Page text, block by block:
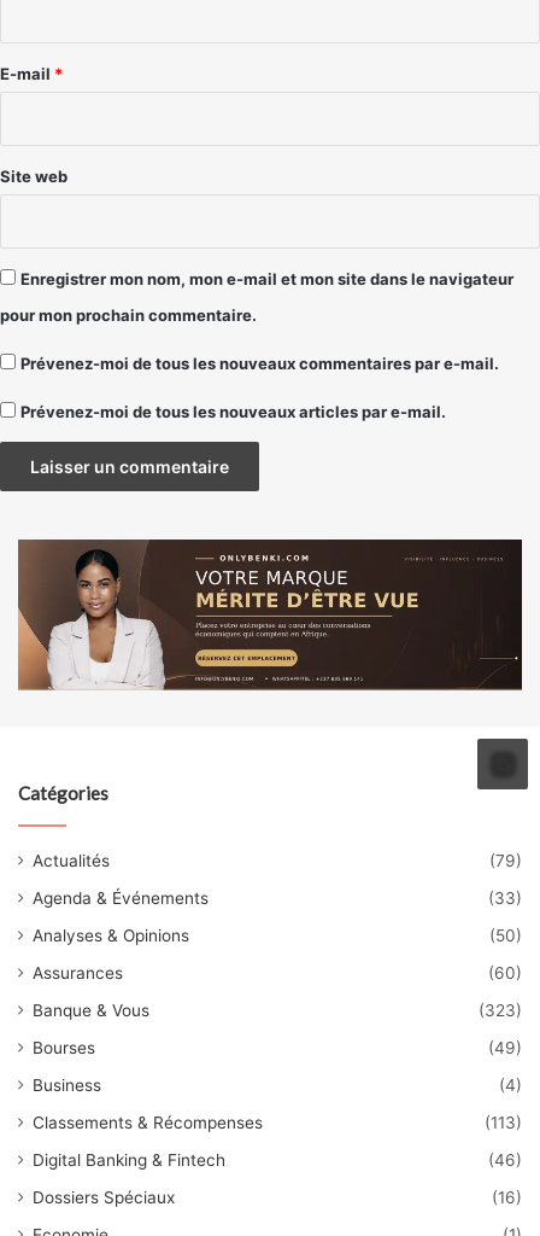
e
E-mail *
Site web
Enregistrer mon nom, mon e-mail et mon site dans le navigateur
pour mon prochain commentaire.
Prévenez-moi de tous les nouveaux commentaires par e-mail.
Prévenez-moi de tous les nouveaux articles par e-mail.
Catégories
Actualités
(79)
Agenda & Événements
(33)
Analyses & Opinions
(50)
Assurances
(60)
Banque & Vous
(323)
Bourses
(49)
Business
(4)
Classements & Récompenses
(113)
Digital Banking & Fintech
(46)
Dossiers Spéciaux
(16)